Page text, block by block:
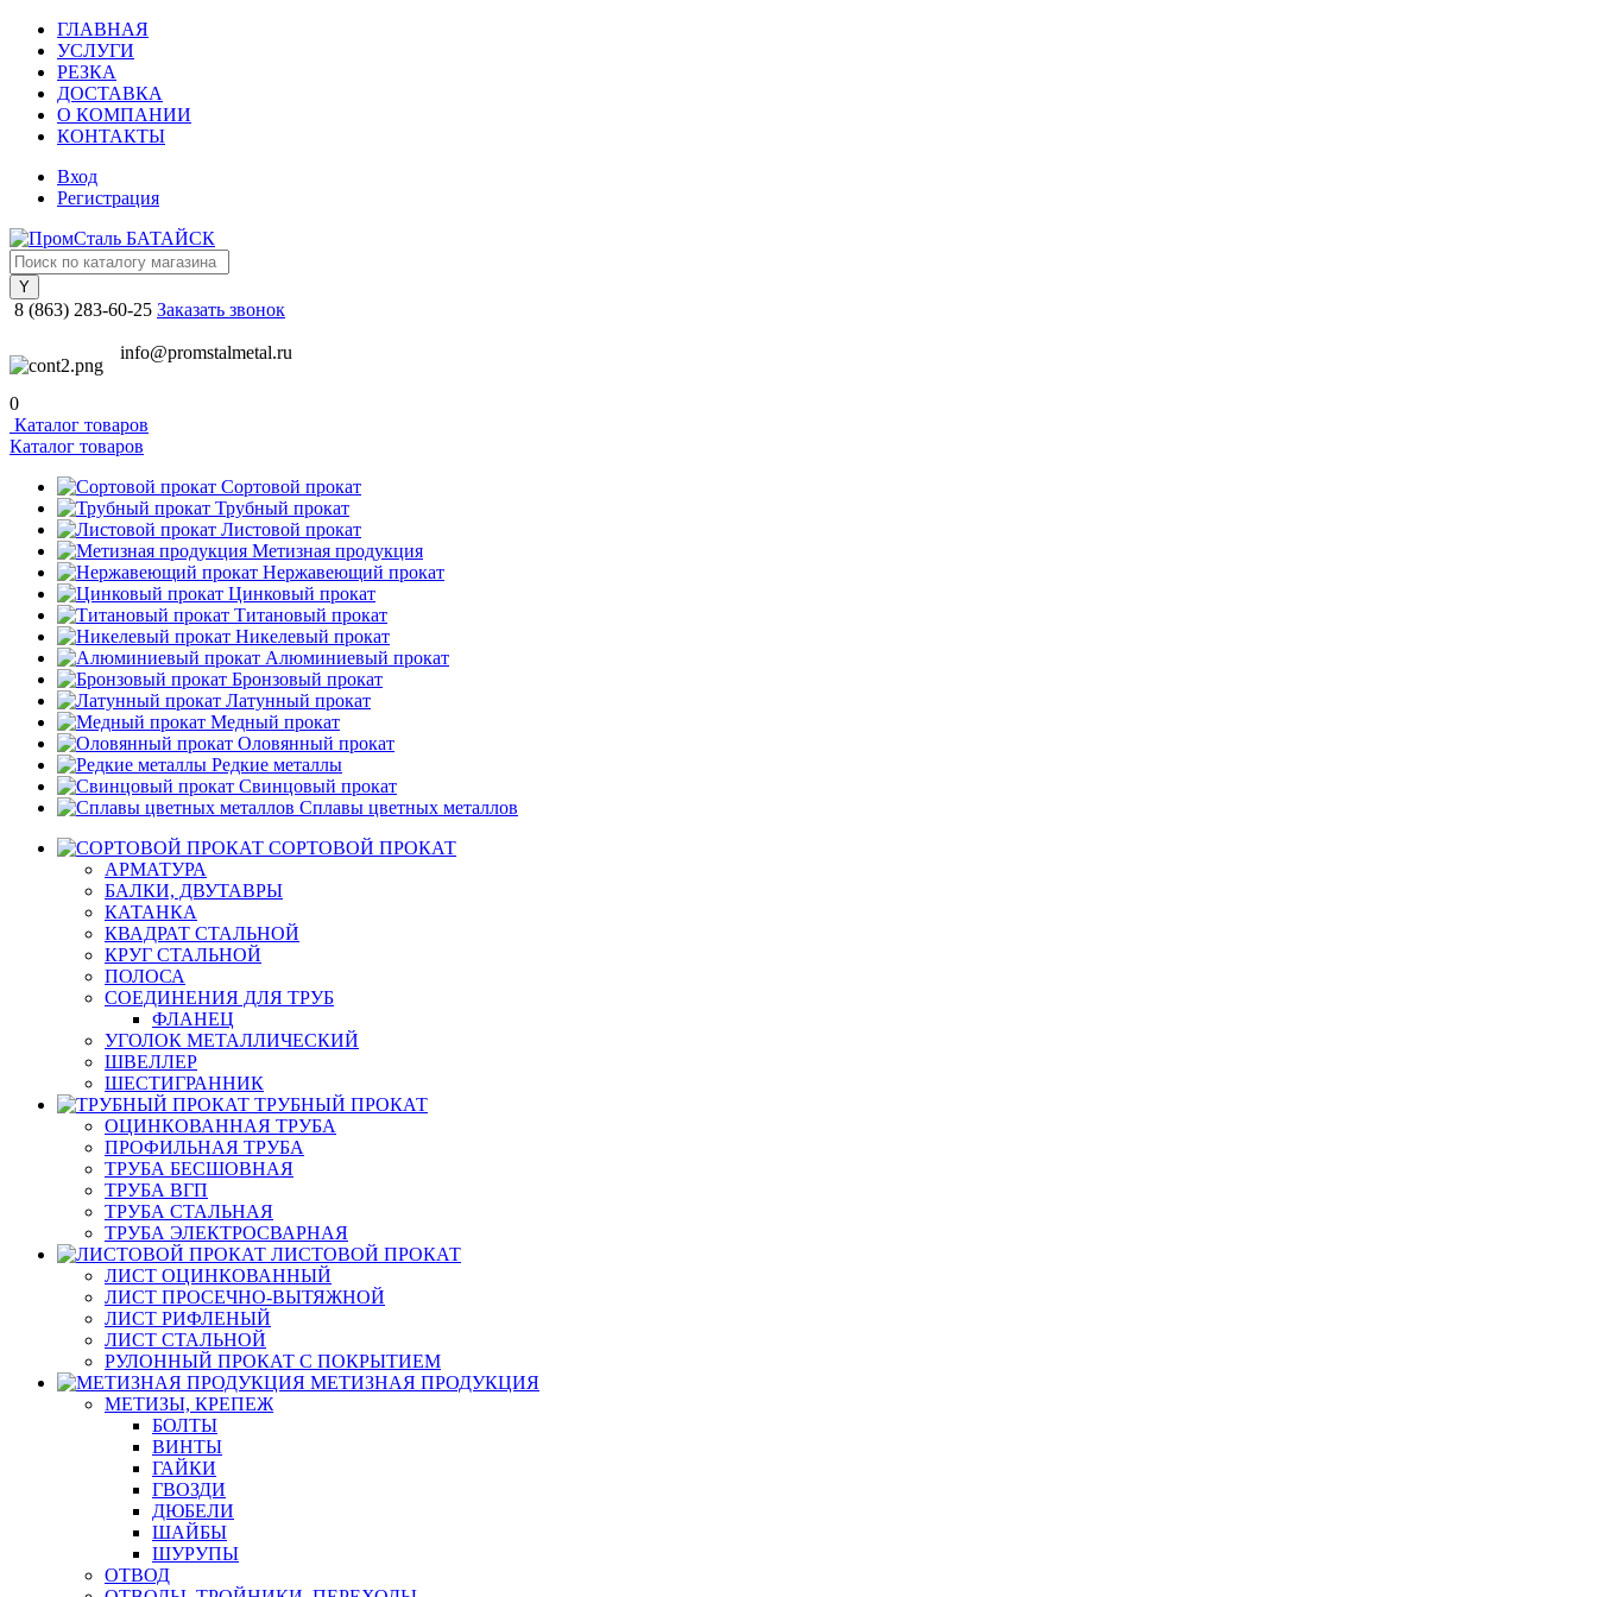
ГЛАВНАЯ
УСЛУГИ
РЕЗКА
ДОСТАВКА
О КОМПАНИИ
КОНТАКТЫ
Вход
Регистрация
8 (863) 283-60-25 Заказать звонок
info@promstalmetal.ru
0
Каталог товаров
Каталог товаров
Сортовой прокат
Трубный прокат
Листовой прокат
Метизная продукция
Нержавеющий прокат
Цинковый прокат
Титановый прокат
Никелевый прокат
Алюминиевый прокат
Бронзовый прокат
Латунный прокат
Медный прокат
Оловянный прокат
Редкие металлы
Свинцовый прокат
Сплавы цветных металлов
СОРТОВОЙ ПРОКАТ
АРМАТУРА
БАЛКИ, ДВУТАВРЫ
КАТАНКА
КВАДРАТ СТАЛЬНОЙ
КРУГ СТАЛЬНОЙ
ПОЛОСА
СОЕДИНЕНИЯ ДЛЯ ТРУБ
ФЛАНЕЦ
УГОЛОК МЕТАЛЛИЧЕСКИЙ
ШВЕЛЛЕР
ШЕСТИГРАННИК
ТРУБНЫЙ ПРОКАТ
ОЦИНКОВАННАЯ ТРУБА
ПРОФИЛЬНАЯ ТРУБА
ТРУБА БЕСШОВНАЯ
ТРУБА ВГП
ТРУБА СТАЛЬНАЯ
ТРУБА ЭЛЕКТРОСВАРНАЯ
ЛИСТОВОЙ ПРОКАТ
ЛИСТ ОЦИНКОВАННЫЙ
ЛИСТ ПРОСЕЧНО-ВЫТЯЖНОЙ
ЛИСТ РИФЛЕНЫЙ
ЛИСТ СТАЛЬНОЙ
РУЛОННЫЙ ПРОКАТ С ПОКРЫТИЕМ
МЕТИЗНАЯ ПРОДУКЦИЯ
МЕТИЗЫ, КРЕПЕЖ
БОЛТЫ
ВИНТЫ
ГАЙКИ
ГВОЗДИ
ДЮБЕЛИ
ШАЙБЫ
ШУРУПЫ
ОТВОД